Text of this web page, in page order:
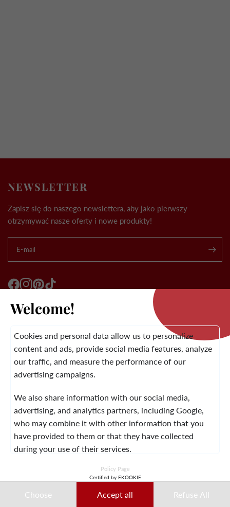
NEWSLETTER
Zapisz się do naszego newslettera, aby jako pierwszy
otrzymywać nasze oferty i nowe produkty!
E-mail
MARKA
OBSŁUGA KLIENTA
© 2026 Laura Vita
ZAPROJEKTOWANY PRZEZ LOBSTTER
INFORMACJE PRAWNE WARUNKI OGÓLNEKONTAKT
Welcome!
Cookies and personal data allow us to personalize
content and ads, provide social media features, analyze
our traffic, and measure the performance of our
advertising campaigns.
We also share information with our social media,
advertising, and analytics partners, including Google,
who may combine it with other information that you
have provided to them or that they have collected
during your use of their services.
This data may notably be used for ad personalization
purposes. You can accept, refuse, or customize your
choices at any time.
Policy Page
Certified by EKOOKIE
Choose Accept all Refuse All